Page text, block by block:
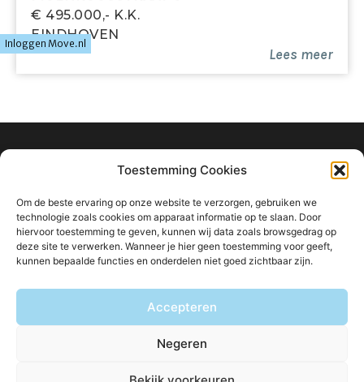
Toestemming Cookies
Om de beste ervaring op onze website te verzorgen, gebruiken we
technologie zoals cookies om apparaat informatie op te slaan. Door
hiervoor toestemming te geven, kunnen wij data zoals browsgedrag op
deze site te verwerken. Wanneer je hier geen toestemming voor geeft,
kunnen bepaalde functies en onderdelen niet goed zichtbaar zijn.
Accepteren
Negeren
€ 495.000,- K.k.
EINDHOVEN
Lees meer
040 222 0000
Boutenslaan 8
5615 CW Eindhoven
Blijf op de hoogte van ons aanbod:
Inloggen Move.nl